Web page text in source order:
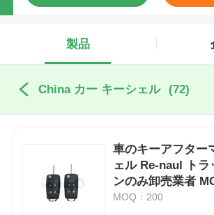
製品
China カー キーシェル (72)
車のキーアフター
ェル Re-naul トラ
ンのみ卸売業者
MOQ：200